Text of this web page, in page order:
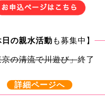
日の親水活動も募集中 】
の清流で川遊び」終了
詳細ページへ